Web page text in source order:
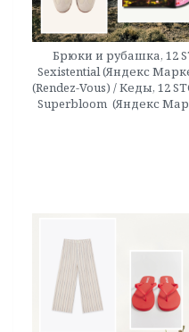
Брюки и рубашка, 12
Sexistential (Яндекс
(Rendez-Vous) / Кеды, 12
Superbloom (Яндекс